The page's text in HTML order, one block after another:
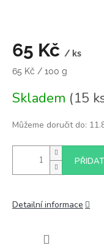
65 Kč / ks
Měrná
65 Kč / 100 g
Skladem (15
Můžeme doručit do:
Detailní informace